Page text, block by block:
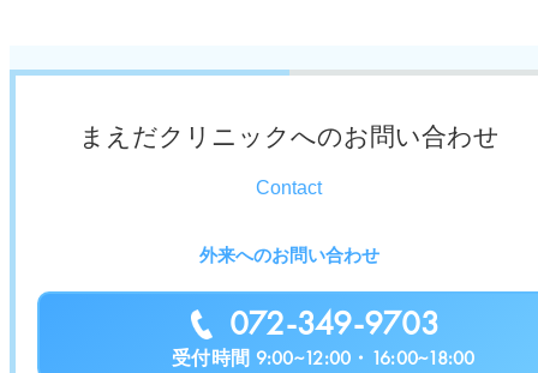
まえだクリニックへのお問い合わせ
Contact
外来へのお問い合わせ
072-349-9703
受付時間 9:00~12:00・16:00~18:00